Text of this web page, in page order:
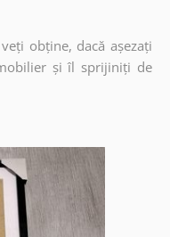
obține, dacă așezați
și îl sprijiniți de